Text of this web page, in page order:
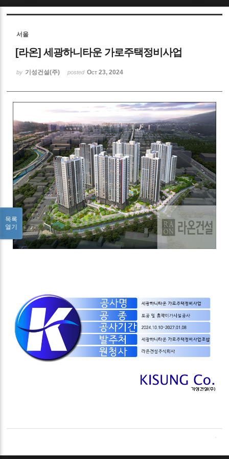
서울
[라온] 세광하니타운 가로주택정비사업
by 기성건설(주) posted Oct 23, 2024
목록
열기
Sketchbook5, 스케치북5
Sketchbook5, 스케치북5